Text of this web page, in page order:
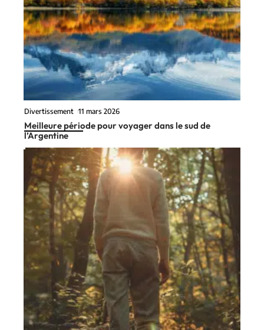
Divertissement 11 mars 2026
Meilleure période pour voyager dans le sud de
l’Argentine